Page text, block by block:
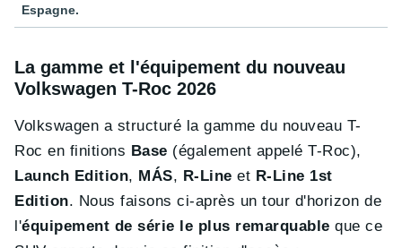
Espagne.
La gamme et l'équipement du nouveau
Volkswagen T-Roc 2026
Volkswagen a structuré la gamme du nouveau T-
Roc en finitions Base (également appelé T-Roc),
Launch Edition, MÁS, R-Line et R-Line 1st
Edition. Nous faisons ci-après un tour d'horizon de
l'équipement de série le plus remarquable que ce